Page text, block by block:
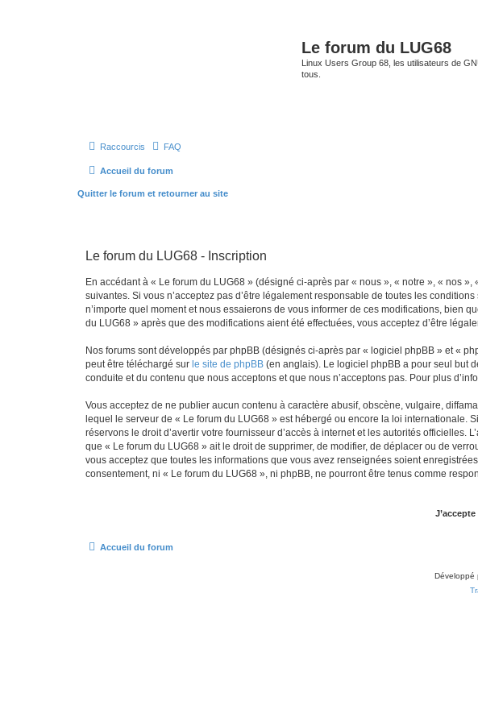
Le forum du LUG68
Linux Users Group 68, les utilisateurs de
tous.
Raccourcis FAQ
Accueil du forum
Quitter le forum et retourner au site
Le forum du LUG68 - Inscription
En accédant à « Le forum du LUG68 » (désigné ci-après par « nous », « notre », « nos
suivantes. Si vous n’acceptez pas d’être légalement responsable de toutes les
n’importe quel moment et nous essaierons de vous informer de ces modifications, bien
du LUG68 » après que des modifications aient été effectuées, vous acceptez d’être
Nos forums sont développés par phpBB (désignés ci-après par « logiciel phpBB » et «
peut être téléchargé sur le site de phpBB (en anglais). Le logiciel phpBB a pour seul but
conduite et du contenu que nous acceptons et que nous n’acceptons pas. Pour plus
Vous acceptez de ne publier aucun contenu à caractère abusif, obscène, vulgaire,
lequel le serveur de « Le forum du LUG68 » est hébergé ou encore la loi
réservons le droit d’avertir votre fournisseur d’accès à internet et les autorités officielles.
que « Le forum du LUG68 » ait le droit de supprimer, de modifier, de déplacer ou de
vous acceptez que toutes les informations que vous avez renseignées soient
consentement, ni « Le forum du LUG68 », ni phpBB, ne pourront être tenus comme
Accueil du forum
Développé